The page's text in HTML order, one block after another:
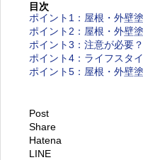
目次
ポイント1：屋根・外壁
ポイント2：屋根・外壁
ポイント3：注意が必要
ポイント4：ライフスタ
ポイント5：屋根・外壁
Post
Share
Hatena
LINE